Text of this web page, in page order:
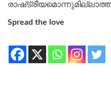
Spread the love